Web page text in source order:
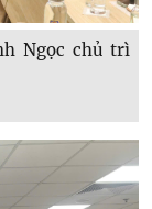
Ngọc chủ trì